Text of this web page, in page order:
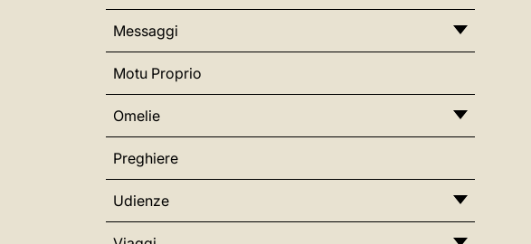
Messaggi
Motu Proprio
Omelie
Preghiere
Udienze